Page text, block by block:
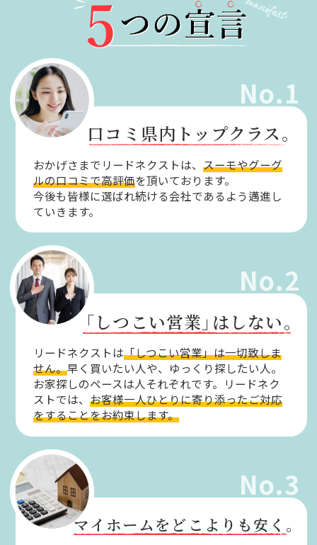
No.1
口コミ県内トップクラス。
おかげさまでリードネクストは、スーモやグーグ
ルの口コミで高評価を頂いております。
今後も皆様に選ばれ続ける会社であるよう邁進し
ていきます。
No.2
「しつこい営業」はしない。
リードネクストは「しつこい営業」は一切致しま
せん。早く買いたい人や、ゆっくり探したい人。
お家探しのペースは人それぞれです。リードネク
ストでは、お客様一人ひとりに寄り添ったご対応
をすることをお約束します。
No.3
マイホームをどこよりも安く。